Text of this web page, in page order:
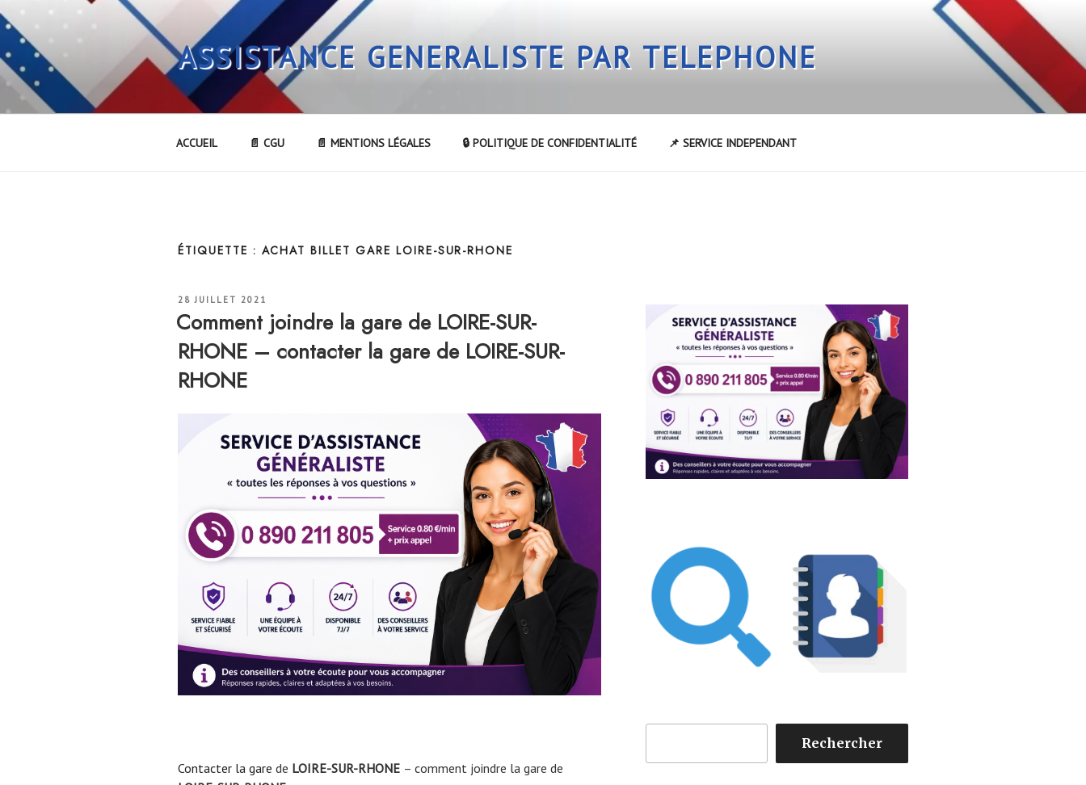
Aller
au
contenu
principal
ASSISTANCE GENERALISTE PAR TELEPHONE
ACCUEIL 📄 CGU 📄 MENTIONS LÉGALES 🔒 POLITIQUE DE CONFIDENTIALITÉ 📌 SERVICE INDEPENDANT
ÉTIQUETTE : ACHAT BILLET GARE LOIRE-SUR-RHONE
PUBLIÉ
28 JUILLET 2021
Comment joindre la gare de LOIRE-SUR-
RHONE – contacter la gare de LOIRE-SUR-
RHONE
Contacter la gare de LOIRE-SUR-RHONE – comment joindre la gare de
Rechercher